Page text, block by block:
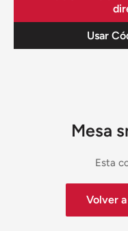
Usar
Mesa
Esta
Volver